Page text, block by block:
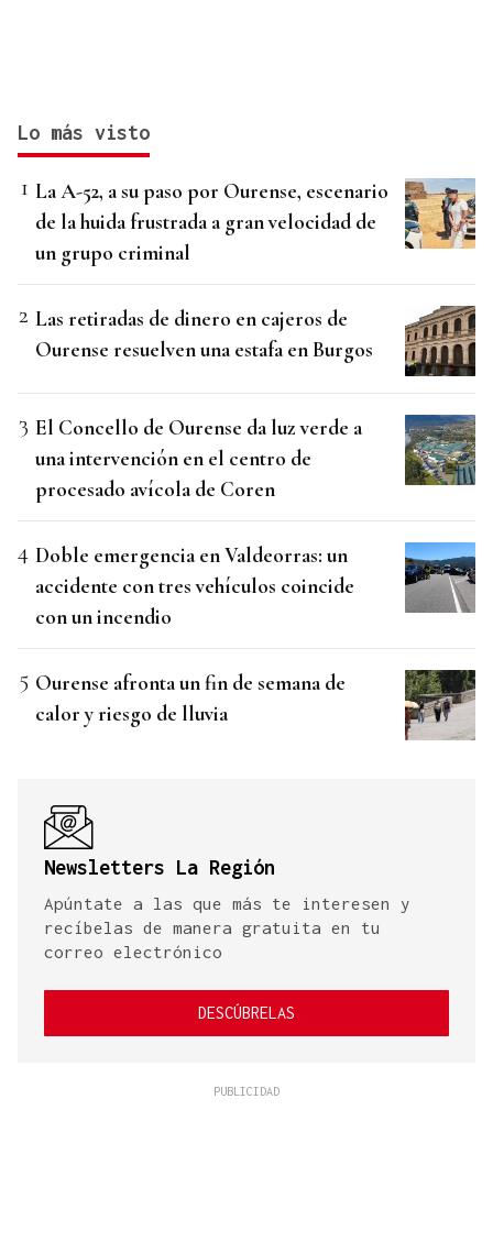
Lo más visto
La A-52, a su paso por Ourense, escenario
de la huida frustrada a gran velocidad de
un grupo criminal
Las retiradas de dinero en cajeros de
Ourense resuelven una estafa en Burgos
El Concello de Ourense da luz verde a
una intervención en el centro de
procesado avícola de Coren
Doble emergencia en Valdeorras: un
accidente con tres vehículos coincide
con un incendio
Ourense afronta un fin de semana de
calor y riesgo de lluvia
Newsletters La Región
Apúntate a las que más te interesen y
recíbelas de manera gratuita en tu
correo electrónico
DESCÚBRELAS